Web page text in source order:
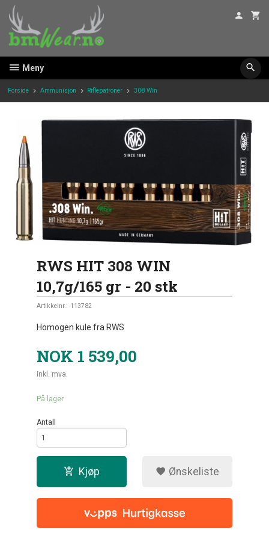
innholdet
Meny
Forside Ammunisjon Riflepatroner 308 Win
RWS HIT 308 WIN
10,7g/165 gr - 20 stk
Artikkelnr.: 113782
Homogen kule fra RWS
NOK 1 539,00
inkl. mva.
På lager
Antall
Kjøp Ønskeliste